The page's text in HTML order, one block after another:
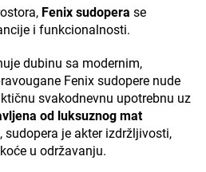
Fenix sudopera se
i funkcionalnosti.
dubinu sa modernim,
Fenix sudopere nude
svakodnevnu upotrebnu uz
od luksuznog mat
, sudopera je akter izdržljivosti,
u održavanju.